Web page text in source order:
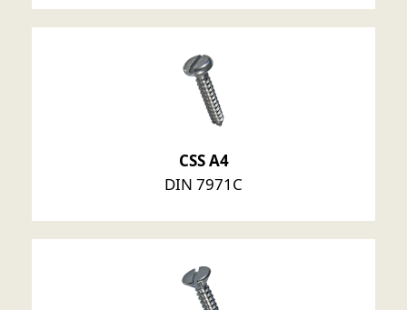
CSS A4
DIN 7971C